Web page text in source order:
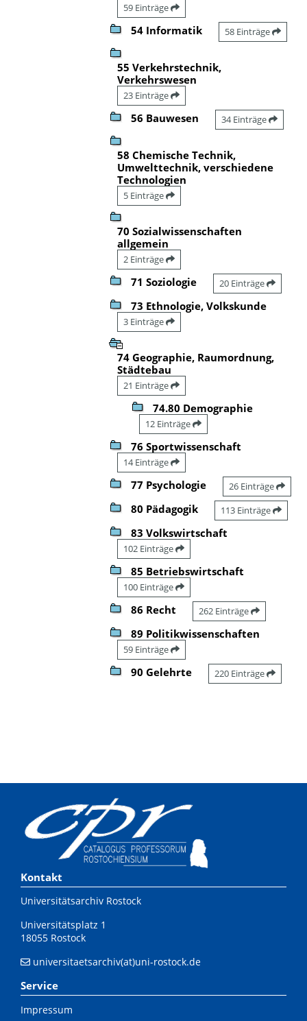
59 Einträge
54 Informatik 58 Einträge
55 Verkehrstechnik,
Verkehrswesen
23 Einträge
56 Bauwesen 34 Einträge
58 Chemische Technik,
Umwelttechnik, verschiedene
Technologien
5 Einträge
70 Sozialwissenschaften
allgemein
2 Einträge
71 Soziologie 20 Einträge
73 Ethnologie, Volkskunde
3 Einträge
74 Geographie, Raumordnung,
Städtebau
21 Einträge
74.80 Demographie
12 Einträge
76 Sportwissenschaft
14 Einträge
77 Psychologie 26 Einträge
80 Pädagogik 113 Einträge
83 Volkswirtschaft
102 Einträge
85 Betriebswirtschaft
100 Einträge
86 Recht 262 Einträge
89 Politikwissenschaften
59 Einträge
90 Gelehrte 220 Einträge
Kontakt
Universitätsarchiv Rostock
Universitätsplatz 1
18055 Rostock
universitaetsarchiv(at)uni-rostock.de
Service
Impressum